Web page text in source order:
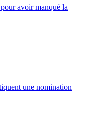
avoir manqué la
une nomination